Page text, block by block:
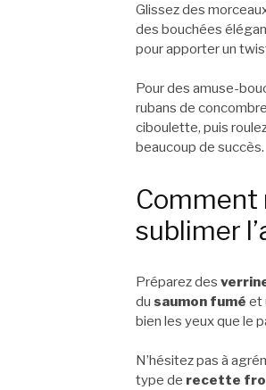
Glissez des
des bouchées
pour apporter un
Pour des amuse-
rubans de
ciboulette, puis
beaucoup de succès.
Comment
sublimer
Préparez des
du saumon fumé et
bien les yeux que le
N’hésitez pas à
type de recette